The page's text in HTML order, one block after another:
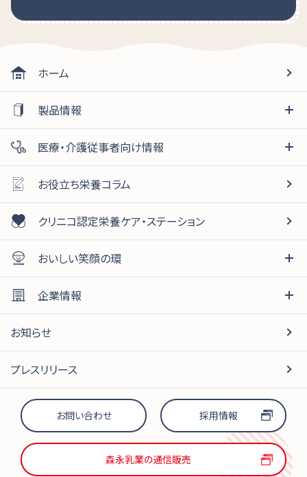
ホーム
製品情報
医療・介護従事者向け情報
お役立ち栄養コラム
クリニコ認定栄養ケア・ステーション
おいしい笑顔の環
企業情報
お知らせ
プレスリリース
お問い合わせ 採用情報
森永乳業の通信販売